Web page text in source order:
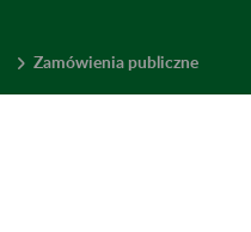
Zamówienia publiczne